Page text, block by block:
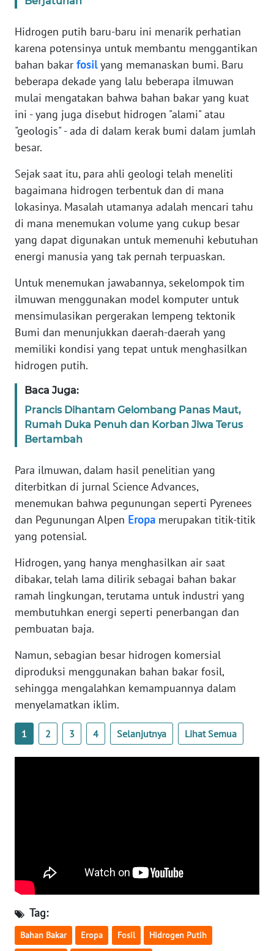
Hidrogen putih baru-baru ini menarik perhatian
karena potensinya untuk membantu menggantikan
bahan bakar fosilyang memanaskan bumi. Baru
beberapa dekade yang lalu beberapa ilmuwan
mulai mengatakan bahwa bahan bakar yang kuat
ini - yang juga disebut hidrogen "alami" atau
"geologis" - ada di dalam kerak bumi dalam jumlah
besar.
Sejak saat itu, para ahli geologi telah meneliti
bagaimana hidrogen terbentuk dan di mana
lokasinya. Masalah utamanya adalah mencari tahu
di mana menemukan volume yang cukup besar
yang dapat digunakan untuk memenuhi kebutuhan
energi manusia yang tak pernah terpuaskan.
Untuk menemukan jawabannya, sekelompok tim
ilmuwan menggunakan model komputer untuk
mensimulasikan pergerakan lempeng tektonik
Bumi dan menunjukkan daerah-daerah yang
memiliki kondisi yang tepat untuk menghasilkan
hidrogen putih.
Baca Juga:
Prancis Dihantam Gelombang Panas Maut,
Rumah Duka Penuh dan Korban Jiwa Terus
Bertambah
Para ilmuwan, dalam hasil penelitian yang
diterbitkan di jurnal Science Advances,
menemukan bahwa pegunungan seperti Pyrenees
dan Pegunungan Alpen Eropa merupakan titik-titik
yang potensial.
Hidrogen, yang hanya menghasilkan air saat
dibakar, telah lama dilirik sebagai bahan bakar
ramah lingkungan, terutama untuk industri yang
membutuhkan energi seperti penerbangan dan
pembuatan baja.
Namun, sebagian besar hidrogen komersial
diproduksi menggunakan bahan bakar fosil,
sehingga mengalahkan kemampuannya dalam
menyelamatkan iklim.
1 2 3 4 Selanjutnya Lihat Semua
Tag:
Bahan Bakar Eropa Fosil Hidrogen Putih
KAMI
PEDOMAN
MEDIA
SIBER
REDAKSI
DISCLAIMER
Wahana
Regional
WN
SUMUT
WN
JAKARTA
WN
WN
BANTEN
NTT
WN
KEPRI
PAPUA
WN
PAPUA
BARAT
WN
WN
SERAMBI
WN
JAMBI
WN
SULTENG
WN
SULBAR